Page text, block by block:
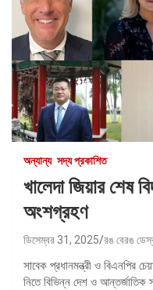
অন্যান্য সদ্য প্রকাশিত
খালেদা জিয়ার শেষ
অংশগ্রহণ
ডিসেম্বর 31, 2025 রঙ বেরঙ
সাবেক প্রধানমন্ত্রী ও বিএনপির
নিতে বিভিন্ন দেশ ও